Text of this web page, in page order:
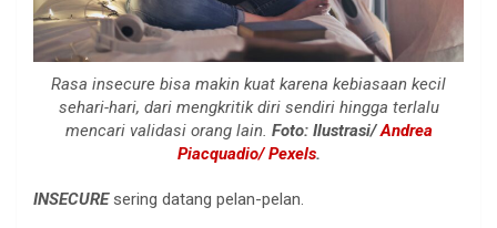
Rasa insecure bisa makin kuat karena kebiasaan kecil
sehari-hari, dari mengkritik diri sendiri hingga terlalu
mencari validasi orang lain. Foto: Ilustrasi/Andrea
Piacquadio/ Pexels.
INSECUREsering datang pelan-pelan.